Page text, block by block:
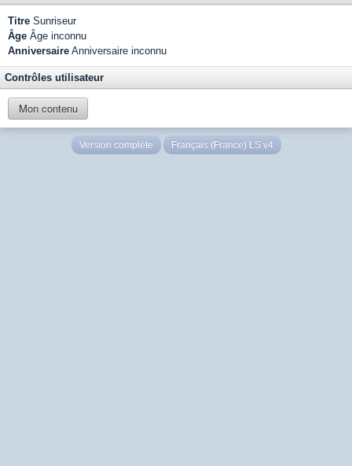
Titre Sunriseur
Âge Âge inconnu
Anniversaire Anniversaire inconnu
Contrôles utilisateur
Mon contenu
Version complète Français (France) LS v4